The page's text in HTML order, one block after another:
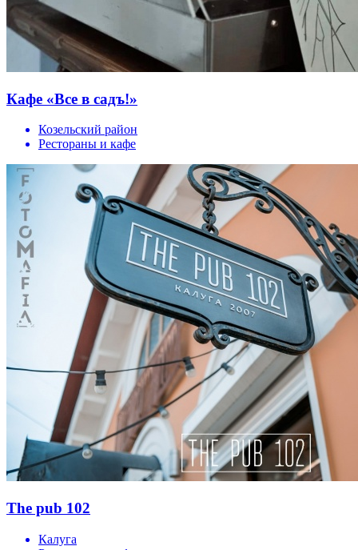
Кафе «Все в садъ!»
Козельский район
Рестораны и кафе
The pub 102
Калуга